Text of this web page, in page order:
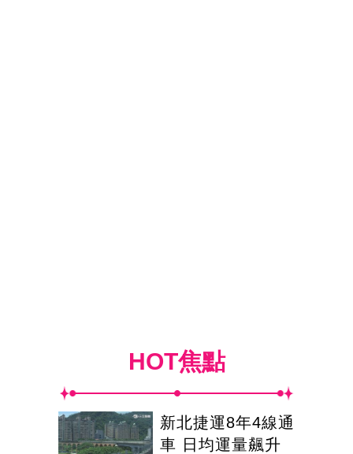
HOT焦點
新北捷運8年4線通
車 日均運量飆升